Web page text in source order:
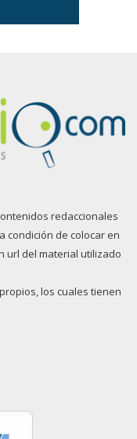
redaccionales
condición de colocar en
url del material utilizado
los cuales tienen